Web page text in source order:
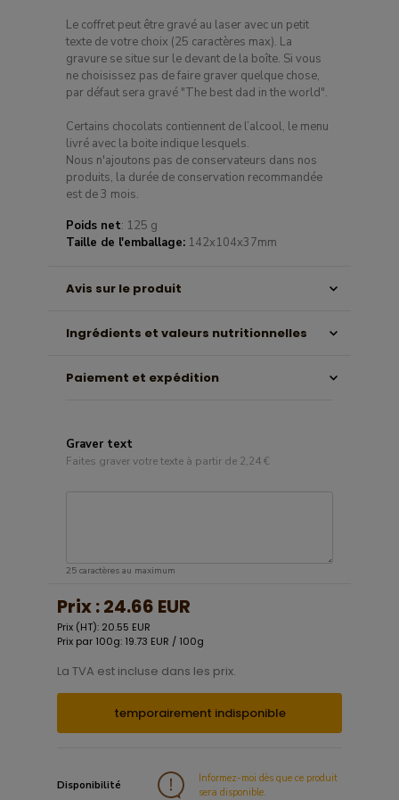
Le coffret peut être gravé au laser avec un petit
texte de votre choix (25 caractères max). La
gravure se situe sur le devant de la boîte. Si vous
ne choisissez pas de faire graver quelque chose,
par défaut sera gravé "The best dad in the world".
Certains chocolats contiennent de l’alcool, le menu
livré avec la boite indique lesquels.
Nous n'ajoutons pas de conservateurs dans nos
produits, la durée de conservation recommandée
est de 3 mois.
Poids net: 125 g
Taille de l'emballage: 142x104x37mm
Avis sur le produit
Ingrédients et valeurs nutritionnelles
Paiement et expédition
Graver text
Faites graver votre texte à partir de 2,24 €
25 caractères au maximum
Prix :24.66 EUR
Prix (HT): 20.55 EUR
Prix par 100g: 19.73 EUR / 100g
La TVA est incluse dans les prix.
temporairement indisponible
Disponibilité
Informez-moi dès que ce produit
sera disponible.